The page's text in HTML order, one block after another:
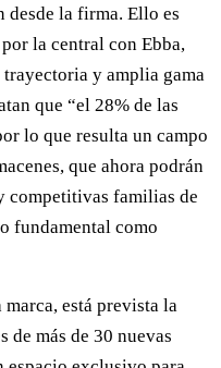
desde la firma. Ello es
la central con Ebba,
y amplia gama
que “el 28% de las
lo que resulta un campo
que ahora podrán
competitivas familias de
fundamental como
está prevista la
de más de 30 nuevas